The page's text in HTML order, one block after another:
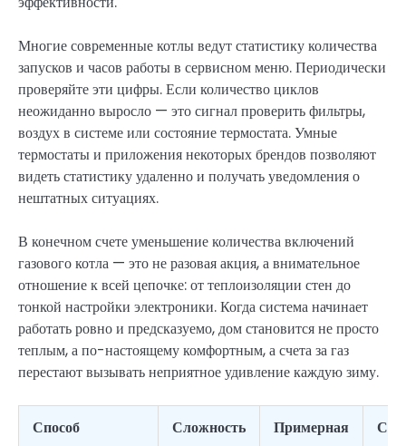
Многие современные котлы ведут статистику количества
запусков и часов работы в сервисном меню. Периодически
проверяйте эти цифры. Если количество циклов
неожиданно выросло — это сигнал проверить фильтры,
воздух в системе или состояние термостата. Умные
термостаты и приложения некоторых брендов позволяют
видеть статистику удаленно и получать уведомления о
нештатных ситуациях.
В конечном счете уменьшение количества включений
газового котла — это не разовая акция, а внимательное
отношение к всей цепочке: от теплоизоляции стен до
тонкой настройки электроники. Когда система начинает
работать ровно и предсказуемо, дом становится не просто
теплым, а по-настоящему комфортным, а счета за газ
перестают вызывать неприятное удивление каждую зиму.
Способ Сложность
Примерная